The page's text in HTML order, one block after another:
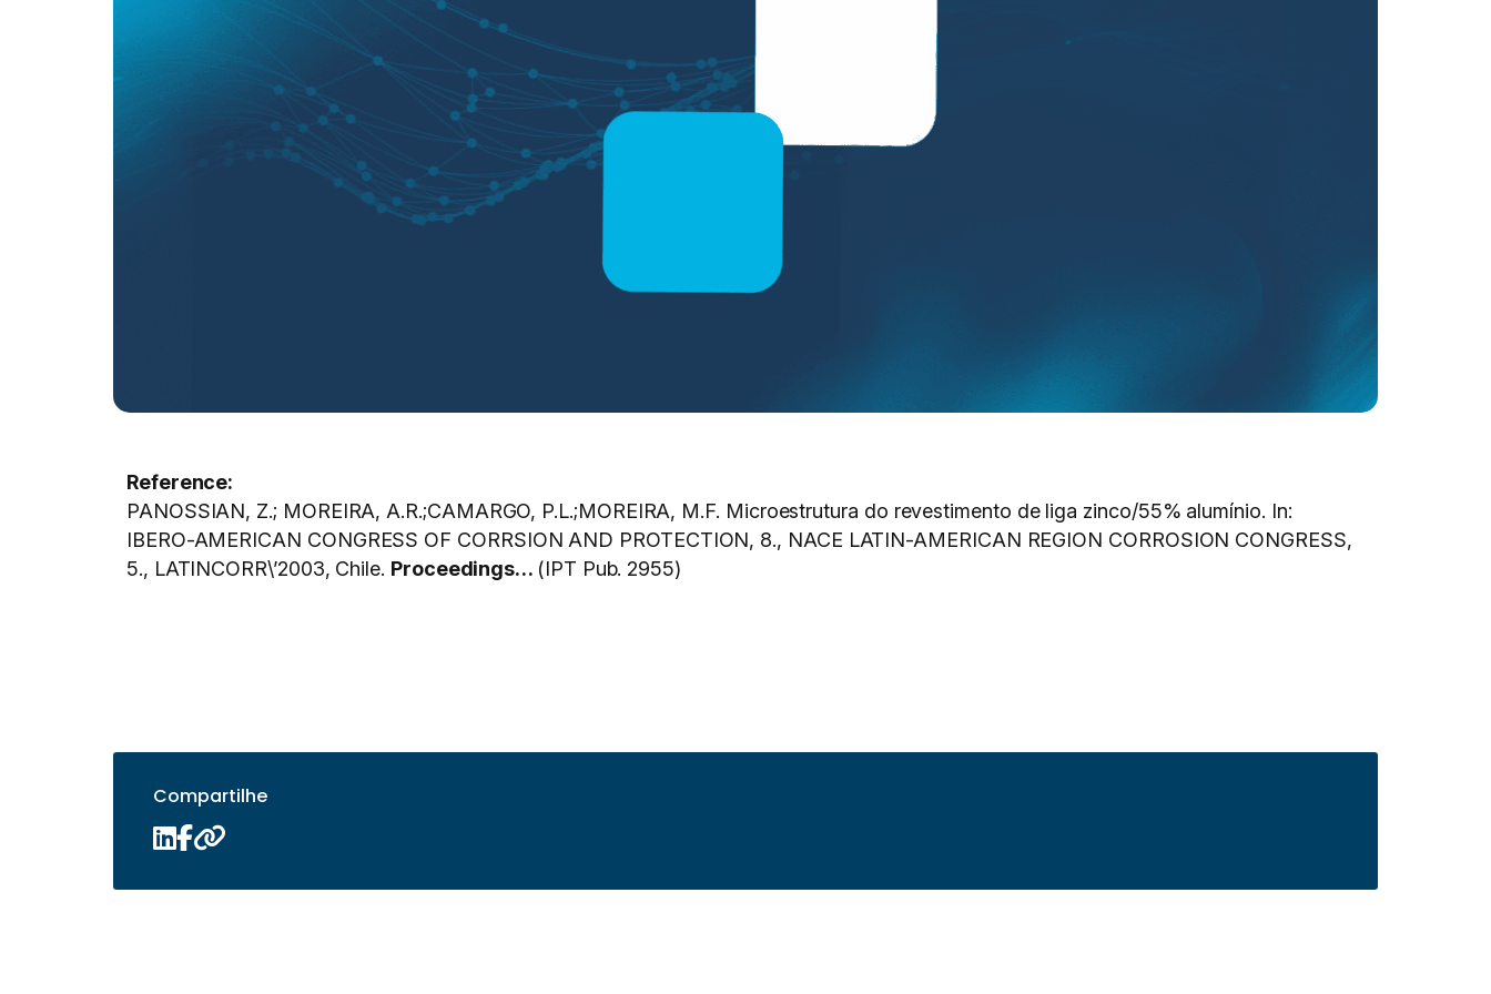
Reference:
PANOSSIAN, Z.; MOREIRA, A.R.;CAMARGO, P.L.;MOREIRA, M.F. Microestrutura do revestimento de liga zinco/55% alumínio. In:
IBERO-AMERICAN CONGRESS OF CORRSION AND PROTECTION, 8., NACE LATIN-AMERICAN REGION CORROSION CONGRESS,
5., LATINCORR\’2003, Chile. Proceedings… (IPT Pub. 2955)
Compartilhe